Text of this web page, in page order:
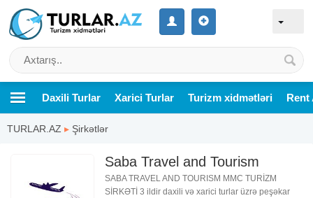
Daxili Turlar Xarici Turlar Turizm xidmətləri Rent
TURLAR.AZ ▸ Şirkətlər
Saba Travel and Tourism
SABA TRAVEL AND TOURISM MMC TURİZM
SİRKƏTİ 3 ildir daxili və xarici turlar üzrə peşəkar